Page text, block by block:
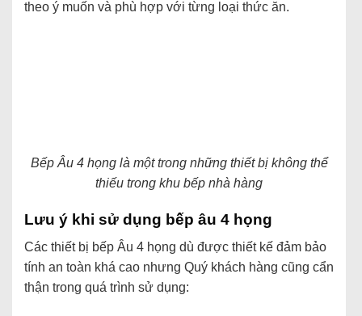
theo ý muốn và phù hợp với từng loại thức ăn.
Bếp Âu 4 họng là một trong những thiết bị không thể
thiếu trong khu bếp nhà hàng
Lưu ý khi sử dụng bếp âu 4 họng
Các thiết bị bếp Âu 4 họng dù được thiết kế đảm bảo
tính an toàn khá cao nhưng Quý khách hàng cũng cẩn
thận trong quá trình sử dụng: